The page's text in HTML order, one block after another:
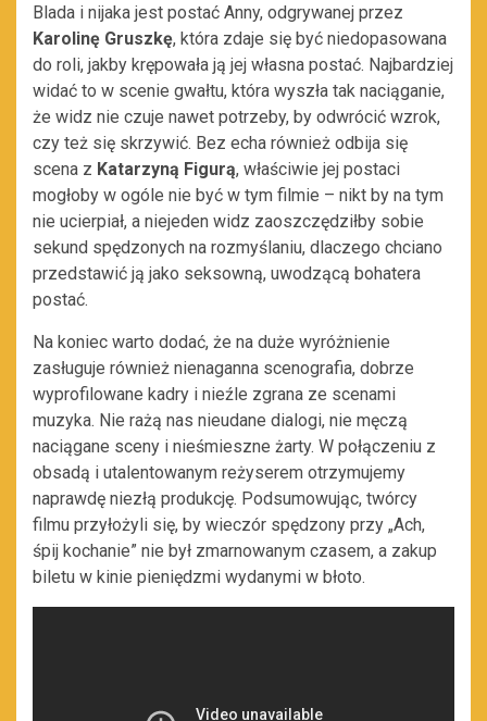
Blada i nijaka jest postać Anny, odgrywanej przez
Karolinę Gruszkę, która zdaje się być niedopasowana
do roli, jakby krępowała ją jej własna postać. Najbardziej
widać to w scenie gwałtu, która wyszła tak naciąganie,
że widz nie czuje nawet potrzeby, by odwrócić wzrok,
czy też się skrzywić. Bez echa również odbija się
scena z Katarzyną Figurą, właściwie jej postaci
mogłoby w ogóle nie być w tym filmie – nikt by na tym
nie ucierpiał, a niejeden widz zaoszczędziłby sobie
sekund spędzonych na rozmyślaniu, dlaczego chciano
przedstawić ją jako seksowną, uwodzącą bohatera
postać.
Na koniec warto dodać, że na duże wyróżnienie
zasługuje również nienaganna scenografia, dobrze
wyprofilowane kadry i nieźle zgrana ze scenami
muzyka. Nie rażą nas nieudane dialogi, nie męczą
naciągane sceny i nieśmieszne żarty. W połączeniu z
obsadą i utalentowanym reżyserem otrzymujemy
naprawdę niezłą produkcję. Podsumowując, twórcy
filmu przyłożyli się, by wieczór spędzony przy „Ach,
śpij kochanie” nie był zmarnowanym czasem, a zakup
biletu w kinie pieniędzmi wydanymi w błoto.